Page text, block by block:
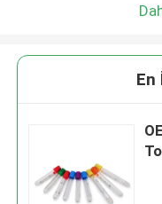
En
OEM